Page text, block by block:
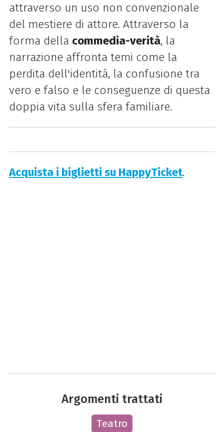
attraverso un uso non convenzionale
del mestiere di attore. Attraverso la
forma della commedia-verità, la
narrazione affronta temi come la
perdita dell'identità, la confusione tra
vero e falso e le conseguenze di questa
doppia vita sulla sfera familiare.
Acquista i biglietti su HappyTicket.
Argomenti trattati
Teatro